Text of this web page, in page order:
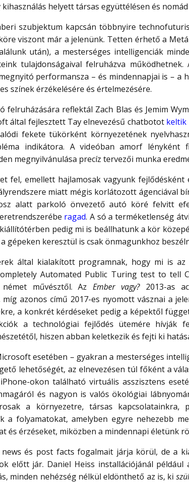
helyett társas együttélésen és
szubjektum kapcsán többnyire
viszont már a jelenünk. Tetten érhető a
után), a mesterséges intelligenciák
tulajdonságaival felruházva
performansza – és mindennapjai is – a
színek érzékelésére és értelmezésére.
felruházására reflektál Zach Blas és Jemim
által fejlesztett Tay elnevezésű chatbotot keltik
fekete tükörként környezetének
indikátora. A videóban amorf lényként
megnyilvánulása precíz tervezői munka
fel, emellett hajlamosak vagyunk fejlődésként
miatt mégis korlátozott ágenciával
alatt parkoló önvezető autó köré felvitt
ragad. A só a terméketlenség
pedig mi is beállhatunk a kör
gépeken keresztül is csak önmagunkhoz
által kialakított programnak, hogy mi is
Automated Public Turing test to tell
művésztől. AzEmber vagy? 2013-as
azonos című 2017-es nyomott vásznai a
a konkrét kérdéseket pedig a képektől
a technológiai fejlődés ütemére hívják
hiszen abban keletkezik és fejti ki
esetében – gyakran a mesterséges
lehetőségét, az elnevezésen túl főként a
okon található virtuális asszisztens
és nagyon is valós ökológiai
a környezetre, társas kapcsolatainkra,
a folyamatokat, amelyben egyre nehezebb
és érzéseket, miközben a mindennapi életünk
és post facts fogalmait járja körül, de a
előtt jár. Daniel Heiss installációjánál
minden nehézség nélkül eldönthető az is, ki